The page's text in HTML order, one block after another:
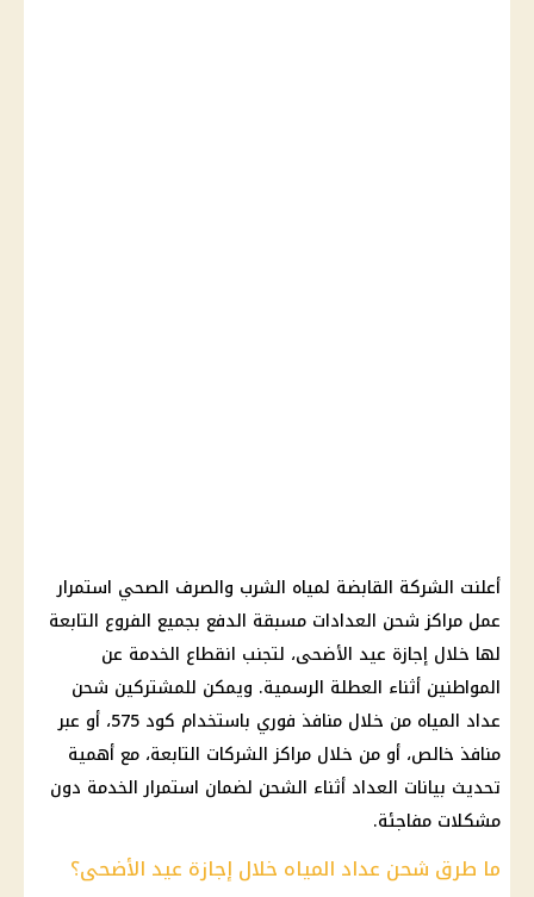
أعلنت الشركة القابضة لمياه الشرب والصرف الصحي استمرار
عمل مراكز شحن العدادات مسبقة الدفع بجميع الفروع التابعة
لها خلال إجازة عيد الأضحى، لتجنب انقطاع الخدمة عن
المواطنين أثناء العطلة الرسمية. ويمكن للمشتركين شحن
عداد المياه من خلال منافذ فوري باستخدام كود 575، أو عبر
منافذ خالص، أو من خلال مراكز الشركات التابعة، مع أهمية
تحديث بيانات العداد أثناء الشحن لضمان استمرار الخدمة دون
مشكلات مفاجئة.
ما طرق شحن عداد المياه خلال إجازة عيد الأضحى؟